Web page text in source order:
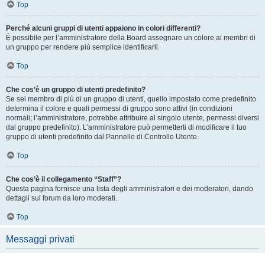
Top
Perché alcuni gruppi di utenti appaiono in colori differenti?
È possibile per l’amministratore della Board assegnare un colore ai membri di
un gruppo per rendere più semplice identificarli.
Top
Che cos’è un gruppo di utenti predefinito?
Se sei membro di più di un gruppo di utenti, quello impostato come predefinito
determina il colore e quali permessi di gruppo sono attivi (in condizioni
normali; l’amministratore, potrebbe attribuire al singolo utente, permessi diversi
dal gruppo predefinito). L’amministratore può permetterti di modificare il tuo
gruppo di utenti predefinito dal Pannello di Controllo Utente.
Top
Che cos’è il collegamento “Staff”?
Questa pagina fornisce una lista degli amministratori e dei moderatori, dando
dettagli sui forum da loro moderati.
Top
Messaggi privati